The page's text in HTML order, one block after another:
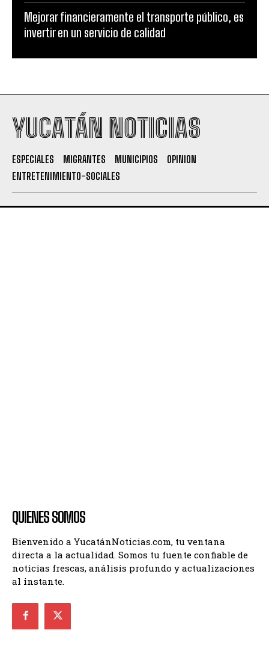
Mejorar financieramente el transporte público, es
invertir en un servicio de calidad
YUCATÁN NOTICIAS
ESPECIALES MIGRANTES MUNICIPIOS
OPINION
ENTRETENIMIENTO-SOCIALES
QUIENES SOMOS
Bienvenido a YucatánNoticias.com, tu ventana
directa a la actualidad. Somos tu fuente confiable de
noticias frescas, análisis profundo y actualizaciones
al instante.